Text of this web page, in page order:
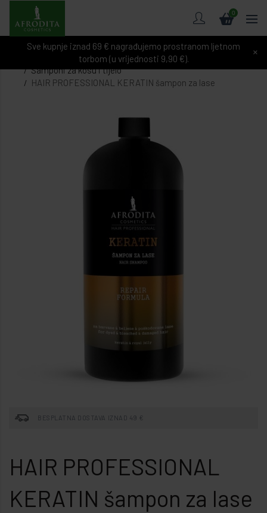
Sve kupnje iznad 69 € nagrađujemo prostranom ljetnom
torbom (u vrijednosti 9,90 €).
×
0
Pretraživanje Beauty care
Njega kose
Šamponi za kosu i tijelo
HAIR PROFESSIONAL KERATIN šampon za lase
BESPLATNA DOSTAVA IZNAD 49 €
HAIR PROFESSIONAL
KERATIN šampon za lase